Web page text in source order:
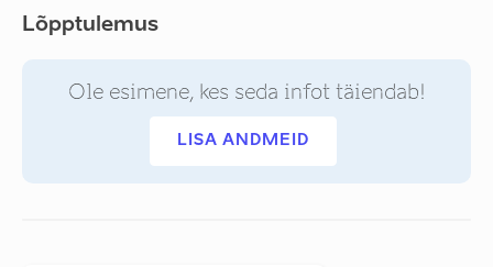
Lõpptulemus
Ole esimene, kes seda infot täiendab!
LISA ANDMEID